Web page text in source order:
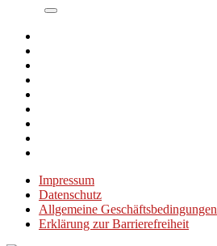
Impressum
Datenschutz
Allgemeine Geschäftsbedingungen
Erklärung zur Barrierefreiheit